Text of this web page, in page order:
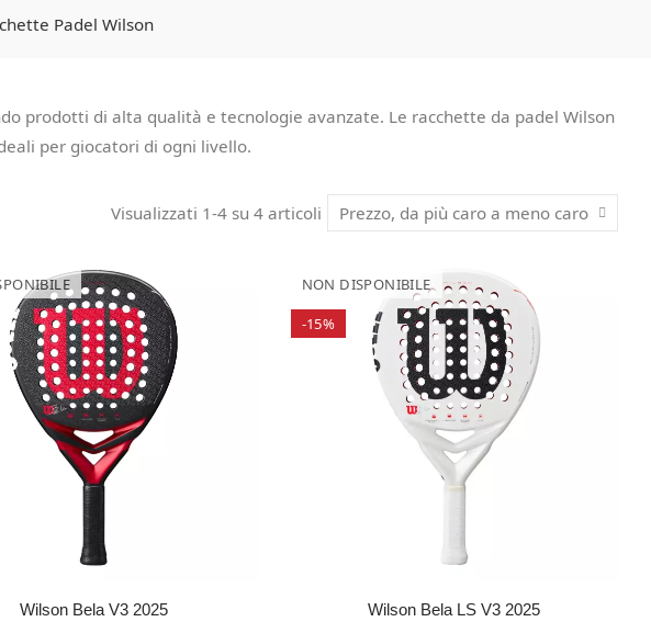
Padel Wilson
prodotti di alta qualità e tecnologie avanzate. Le racchette da padel Wilson
per giocatori di ogni livello.
Visualizzati 1-4 su 4 articoli Prezzo, da più caro a meno caro
Wilson Bela V3 2025
NON DISPONIBILE
-15%
Wilson Bela LS V3 2025